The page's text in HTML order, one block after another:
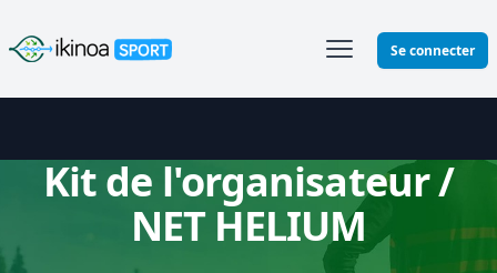
Ikinoa Sport Se connecter
Kit de l'organisateur /
NET HELIUM